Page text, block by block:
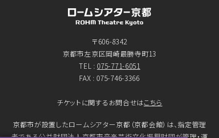
〒606-8342
京都市左京区岡崎最勝寺町13
TEL : 075-771-6051
FAX : 075-746-3366
チケットに関するお問合せはこちら
京都市が設置したロームシアター京都（京都会館）は、指定管理